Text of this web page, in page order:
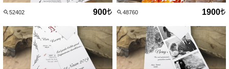
427
4652402 900 48760 1900